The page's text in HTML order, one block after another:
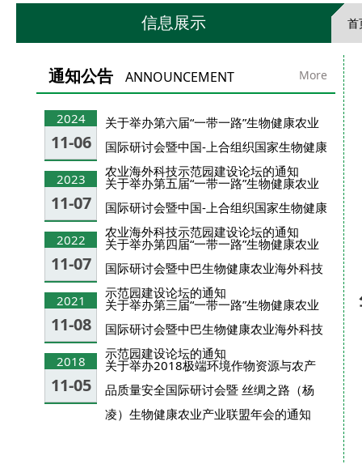
信息展示 首
More
通知公告 ANNOUNCEMENT
2024
11-06
关于举办第六届“一带一路”生物健康农业
国际研讨会暨中国-上合组织国家生物健康
农业海外科技示范园建设论坛的通知
2023
11-07
关于举办第五届“一带一路”生物健康农业
国际研讨会暨中国-上合组织国家生物健康
农业海外科技示范园建设论坛的通知
2022
11-07
关于举办第四届“一带一路”生物健康农业
国际研讨会暨中巴生物健康农业海外科技
示范园建设论坛的通知
2021
11-08
关于举办第三届“一带一路”生物健康农业
国际研讨会暨中巴生物健康农业海外科技
示范园建设论坛的通知
2018
11-05
关于举办2018极端环境作物资源与农产
品质量安全国际研讨会暨 丝绸之路（杨
凌）生物健康农业产业联盟年会的通知